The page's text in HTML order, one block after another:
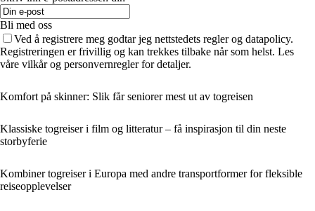
Bli med oss
Ved å registrere meg godtar jeg nettstedets regler og datapolicy.
Registreringen er frivillig og kan trekkes tilbake når som helst. Les
våre vilkår og personvernregler for detaljer.
Komfort på skinner: Slik får seniorer mest ut av togreisen
Klassiske togreiser i film og litteratur – få inspirasjon til din neste
storbyferie
Kombiner togreiser i Europa med andre transportformer for fleksible
reiseopplevelser